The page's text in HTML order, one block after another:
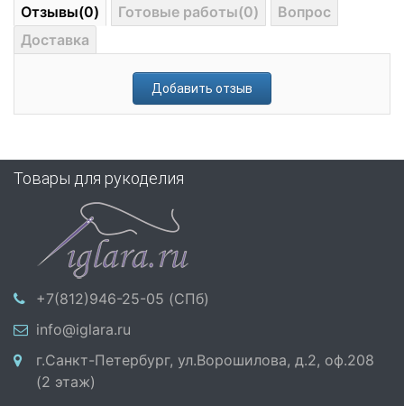
Отзывы(0) Готовые работы(0)
Вопрос
Доставка
Добавить отзыв
Товары для рукоделия
+7(812)946-25-05 (СПб)
info@iglara.ru
г.Санкт-Петербург, ул.Ворошилова, д.2, оф.208
(2 этаж)